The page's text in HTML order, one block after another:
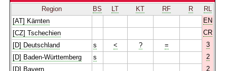
Region
BS LT KT RF R
RL
[AT] Kärnten
EN
[CZ] Tschechien
CR
[D] Deutschland
s < ? =
3
[D] Baden-Württemberg
s
2
[D] Bayern
2